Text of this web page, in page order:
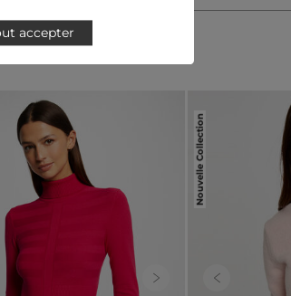
Next
Nouvelle Collection
Previous
accepter